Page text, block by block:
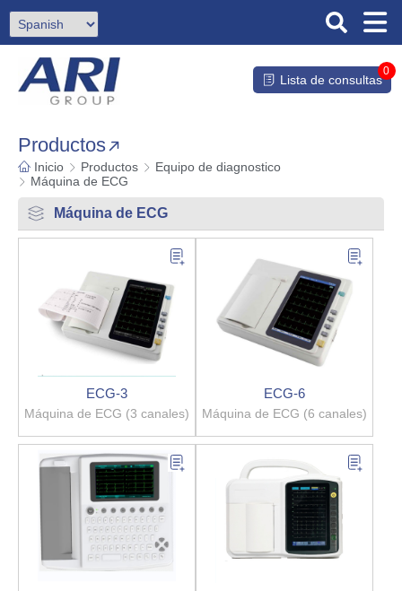
Lista de consultas
0
Productos
Inicio Productos
Equipo de diagnostico
Máquina de ECG
Máquina de ECG
ECG-3
Máquina de ECG (3 canales)
ECG-6
Máquina de ECG (6 canales)